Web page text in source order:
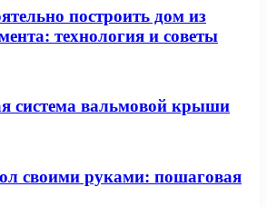
построить дом из
технология и советы
система вальмовой крыши
своими руками: пошаговая